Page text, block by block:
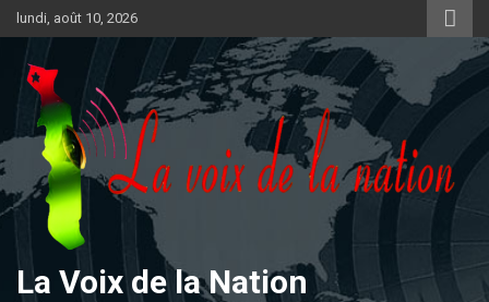
Aller
au
contenu
lundi, août 10, 2026
La Voix de la Nation